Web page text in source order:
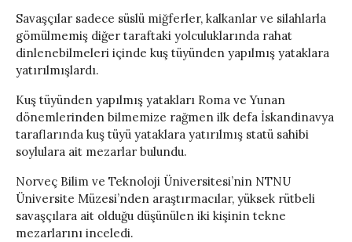
Savaşçılar sadece süslü miğferler, kalkanlar ve silahlarla
gömülmemiş diğer taraftaki yolculuklarında rahat
dinlenebilmeleri içinde kuş tüyünden yapılmış yataklara
yatırılmışlardı.
Kuş tüyünden yapılmış yatakları Roma ve Yunan
dönemlerinden bilmemize rağmen ilk defa İskandinavya
taraflarında kuş tüyü yataklara yatırılmış statü sahibi
soylulara ait mezarlar bulundu.
Norveç Bilim ve Teknoloji Üniversitesi’nin NTNU
Üniversite Müzesi’nden araştırmacılar, yüksek rütbeli
savaşçılara ait olduğu düşünülen iki kişinin tekne
mezarlarını inceledi.